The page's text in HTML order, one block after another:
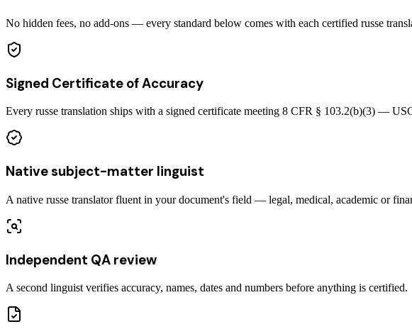
No hidden fees, no add-ons — every standard below comes with each certified russe
Signed Certificate of Accuracy
Every russe translation ships with a signed certificate meeting 8 CFR § 103.2(b)(3) —
Native subject-matter linguist
A native russe translator fluent in your document's field — legal, medical, academic or
Independent QA review
A second linguist verifies accuracy, names, dates and numbers before anything is certified.